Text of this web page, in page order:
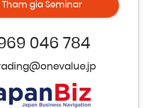
Tham gia Seminar
046 784